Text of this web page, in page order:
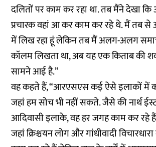
दलितों पर काम कर रहा था. तब मैंने देखा
प्रचारक वहां आ कर काम कर रहे थे. मैं तब
में लिख रहा हूं लेकिन तब मैं अलग-अलग
कॉलम लिखता था, अब यह एक किताब की
सामने आई है.”
वह कहते हैं, “आरएसएस कई ऐसे इलाकों में
जहां हम सोच भी नहीं सकते. जैसे की नार्थ
आदिवासी इलाके, वह हर जगह काम कर रहे
जहां क्रिश्चयन लोग और गांधीवादी